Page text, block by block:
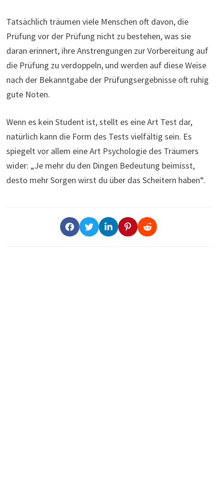
Tatsächlich träumen viele Menschen oft davon, die
Prüfung vor der Prüfung nicht zu bestehen, was sie
daran erinnert, ihre Anstrengungen zur Vorbereitung auf
die Prüfung zu verdoppeln, und werden auf diese Weise
nach der Bekanntgabe der Prüfungsergebnisse oft ruhig
gute Noten.
Wenn es kein Student ist, stellt es eine Art Test dar,
natürlich kann die Form des Tests vielfältig sein. Es
spiegelt vor allem eine Art Psychologie des Träumers
wider: „Je mehr du den Dingen Bedeutung beimisst,
desto mehr Sorgen wirst du über das Scheitern haben“.